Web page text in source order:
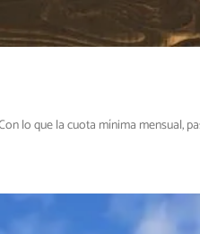
lo que la cuota mínima mensual,